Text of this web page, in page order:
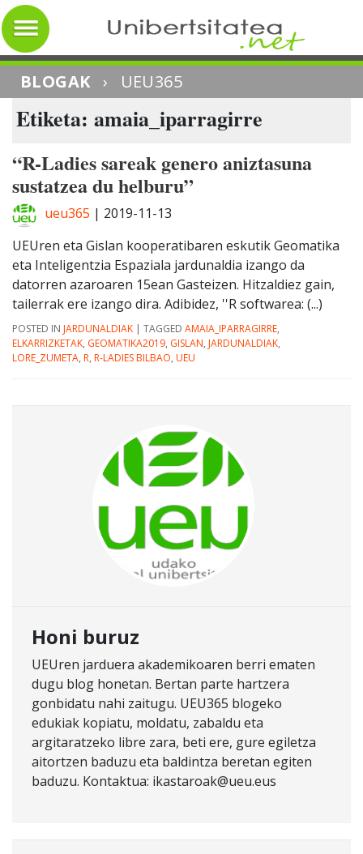
BLOGAK › UEU365
Etiketa: amaia_iparragirre
“R-Ladies sareak genero aniztasuna
sustatzea du helburu”
ueu365 | 2019-11-13
UEUren eta Gislan kooperatibaren eskutik Geomatika
eta Inteligentzia Espaziala jardunaldia izango da
datorren azaroaren 15ean Gasteizen. Hitzaldiez gain,
tailerrak ere izango dira. Adibidez, ''R softwarea: (...)
POSTED IN JARDUNALDIAK | TAGGED AMAIA_IPARRAGIRRE,
ELKARRIZKETAK, GEOMATIKA2019, GISLAN, JARDUNALDIAK,
LORE_ZUMETA, R, R-LADIES BILBAO, UEU
Honi buruz
UEUren jarduera akademikoaren berri ematen
dugu blog honetan. Bertan parte hartzera
gonbidatu nahi zaitugu. UEU365 blogeko
edukiak kopiatu, moldatu, zabaldu eta
argitaratzeko libre zara, beti ere, gure egiletza
aitortzen baduzu eta baldintza beretan egiten
baduzu. Kontaktua: ikastaroak@ueu.eus